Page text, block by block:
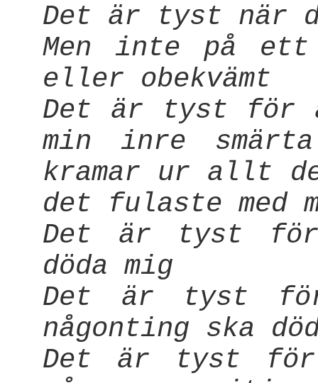
Det är tyst när
Men inte på
eller obekvämt
Det är tyst för
min inre
kramar ur allt
det fulaste med
Det är tyst
döda mig
Det är tyst
någonting ska
Det är tyst